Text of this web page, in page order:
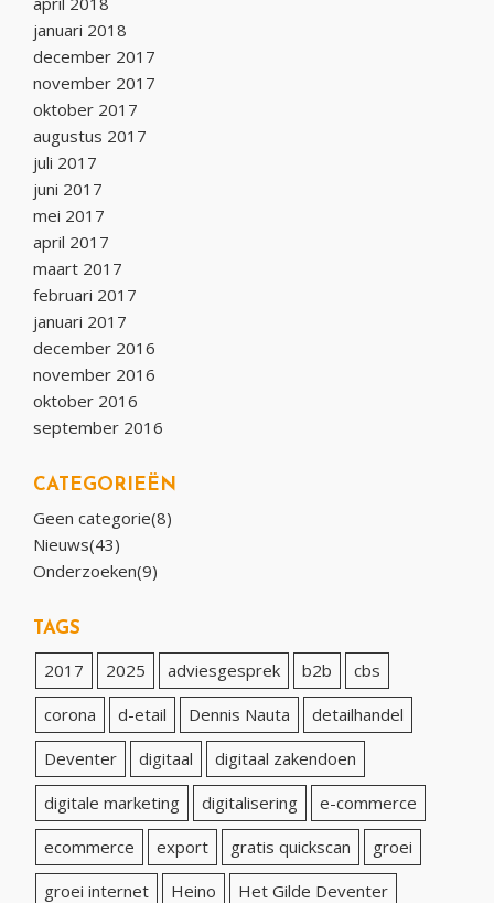
januari 2018
december 2017
november 2017
oktober 2017
augustus 2017
juli 2017
juni 2017
mei 2017
april 2017
maart 2017
februari 2017
januari 2017
december 2016
november 2016
oktober 2016
september 2016
CATEGORIEËN
Geen categorie(8)
Nieuws(43)
Onderzoeken(9)
TAGS
2017 2025 adviesgesprek b2b
cbs
corona
d-etail Dennis Nauta
detailhandel
Deventer
digitaal
digitaal zakendoen
digitale marketing
digitalisering
e-commerce
ecommerce
export gratis quickscan
groei
groei internet
Heino
Het Gilde Deventer